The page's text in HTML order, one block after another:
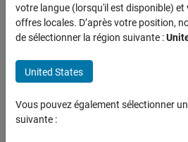
Polyspace Bug Finder
Create Your Own Coding Rules and Coding
Standard
Cpp.Scope Class
ON THIS PAGE
Namespace:Cpp
Superclasses:AstNodeProperties
Since R2026a
Description
Scopeclass represents the C++
and contains predicates to query
votre langue (lorsqu'il est disponible) et
offres locales. D’après votre position,
de sélectionner la région suivante :
United States
Vous pouvez également sélectionner
suivante :